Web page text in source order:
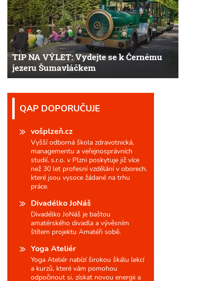
TIP NA VÝLET: Vydejte se k Černému
jezeru Šumavláčkem
QAP DOPORUČUJE
vošplzeň.cz
Vyšší odborná škola zdravotnická,
managementu a veřejnosprávních
studií, s.r.o. v Plzni poskytuje již více
než 30 let profesní vzdělání v oborech,
které jsou vysoce žádané na trhu
práce.
Divadélko JoNáš
Divadélko JoNáš je baštou
amatérského divadla a vývěsním
štítem projektu Amatéři sobě.
Yoga Ateliér
Yoga Ateliér nabízí širokou škálu lekcí
a kurzů, které vám pomohou
odpočinout si, získat novou energii a